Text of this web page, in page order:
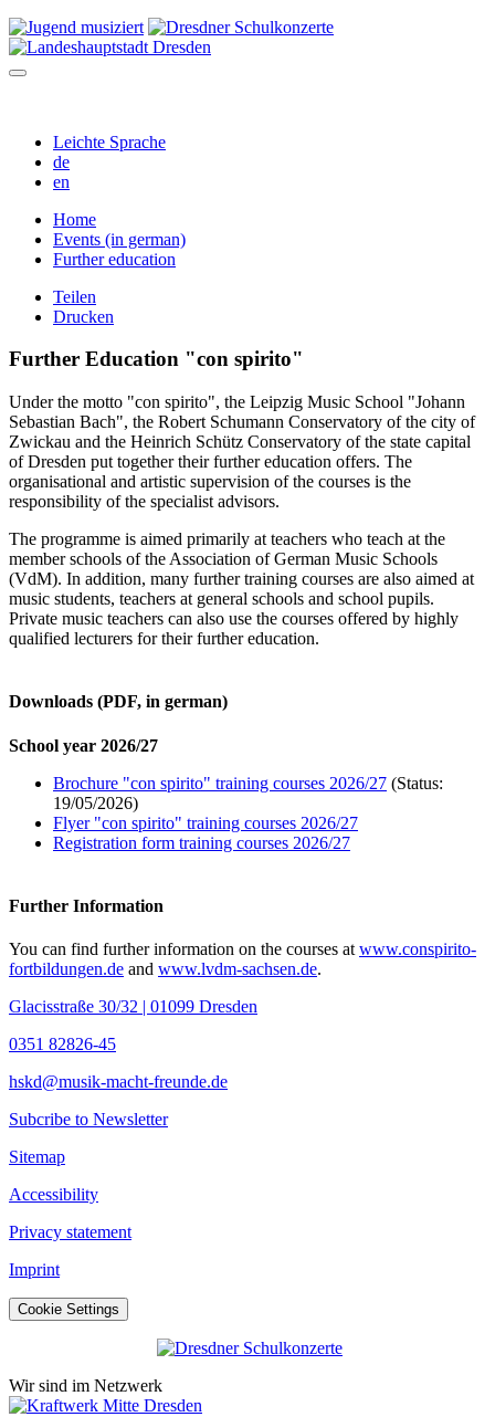
Leichte Sprache
de
en
Home
Events (in german)
Further education
Teilen
Drucken
Further Education "con spirito"
Under the motto "con spirito", the Leipzig Music School "Johann
Sebastian Bach", the Robert Schumann Conservatory of the city of
Zwickau and the Heinrich Schütz Conservatory of the state capital
of Dresden put together their further education offers. The
organisational and artistic supervision of the courses is the
responsibility of the specialist advisors.
The programme is aimed primarily at teachers who teach at the
member schools of the Association of German Music Schools
(VdM). In addition, many further training courses are also aimed at
music students, teachers at general schools and school pupils.
Private music teachers can also use the courses offered by highly
qualified lecturers for their further education.
Downloads (PDF, in german)
School year 2026/27
Brochure "con spirito" training courses 2026/27 (Status:
19/05/2026)
Flyer "con spirito" training courses 2026/27
Registration form training courses 2026/27
Further Information
You can find further information on the courses at www.conspirito-
fortbildungen.de and www.lvdm-sachsen.de.
Glacisstraße 30/32 | 01099 Dresden
0351 82826-45
hskd@musik-macht-freunde.de
Subcribe to Newsletter
Sitemap
Accessibility
Privacy statement
Imprint
Cookie Settings
Wir sind im Netzwerk